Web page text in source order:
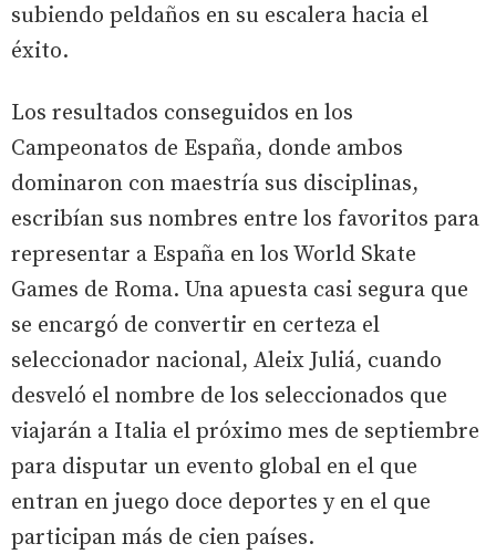
subiendo peldaños en su escalera hacia el
éxito.
Los resultados conseguidos en los
Campeonatos de España, donde ambos
dominaron con maestría sus disciplinas,
escribían sus nombres entre los favoritos para
representar a España en los World Skate
Games de Roma. Una apuesta casi segura que
se encargó de convertir en certeza el
seleccionador nacional, Aleix Juliá, cuando
desveló el nombre de los seleccionados que
viajarán a Italia el próximo mes de septiembre
para disputar un evento global en el que
entran en juego doce deportes y en el que
participan más de cien países.